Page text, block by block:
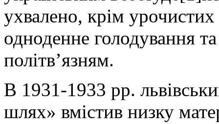
ухвалено, крім
одноденне голодування
політв’язням.
В 1931-1933 рр.
шлях» вмістив низку